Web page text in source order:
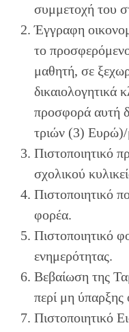
συμμετοχή του
Έγγραφη
το
μαθητή, σε
δικαιολογητικά
προσφορά αυτή
τριών (3)
Πιστοποιητικό
σχολικού
Πιστοποιητικό
φορέα.
Πιστοποιητικό
ενημερότητας.
Βεβαίωση της
περί μη ύπαρξης
Πιστοποιητικό